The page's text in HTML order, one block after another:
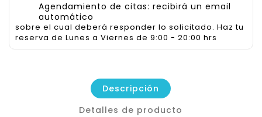
Agendamiento de citas: recibirá un email
automático
sobre el cual deberá responder lo solicitado. Haz tu
reserva de Lunes a Viernes de 9:00 - 20:00 hrs
Descripción
Detalles de producto